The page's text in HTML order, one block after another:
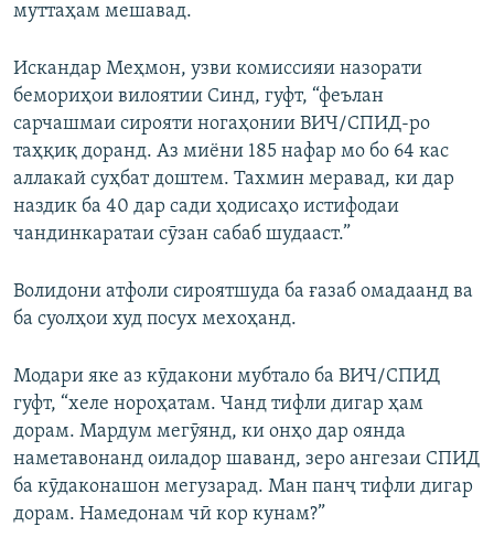
муттаҳам мешавад.
Искандар Меҳмон, узви комиссияи назорати
бемориҳои вилоятии Синд, гуфт, “феълан
сарчашмаи сирояти ногаҳонии ВИЧ/СПИД-ро
таҳқиқ доранд. Аз миёни 185 нафар мо бо 64 кас
аллакай суҳбат доштем. Тахмин меравад, ки дар
наздик ба 40 дар сади ҳодисаҳо истифодаи
чандинкаратаи сӯзан сабаб шудааст.”
Волидони атфоли сироятшуда ба ғазаб омадаанд ва
ба суолҳои худ посух мехоҳанд.
Модари яке аз кӯдакони мубтало ба ВИЧ/СПИД
гуфт, “хеле нороҳатам. Чанд тифли дигар ҳам
дорам. Мардум мегӯянд, ки онҳо дар оянда
наметавонанд оиладор шаванд, зеро ангезаи СПИД
ба кӯдаконашон мегузарад. Ман панҷ тифли дигар
дорам. Намедонам чӣ кор кунам?”